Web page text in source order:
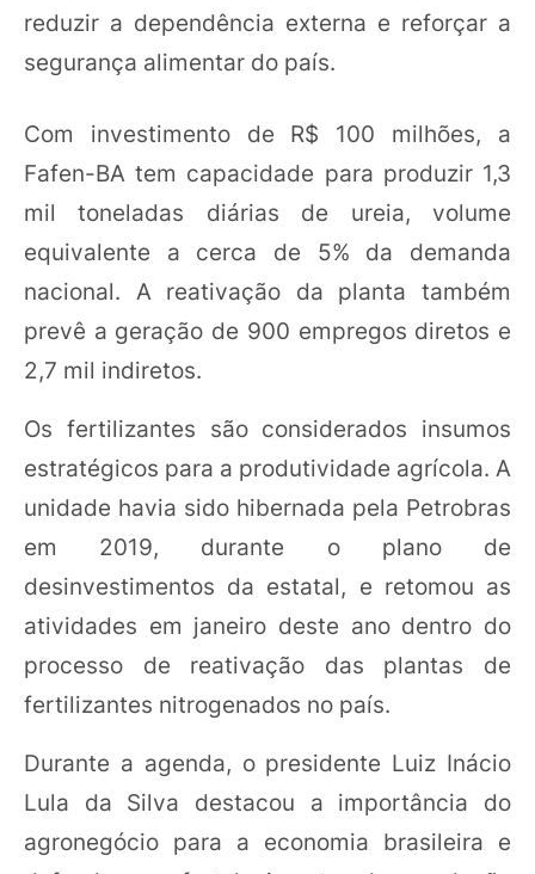
reduzir a dependência externa e reforçar a
segurança alimentar do país.
Com investimento de R$ 100 milhões, a
Fafen-BA tem capacidade para produzir 1,3
mil toneladas diárias de ureia, volume
equivalente a cerca de 5% da demanda
nacional. A reativação da planta também
prevê a geração de 900 empregos diretos e
2,7 mil indiretos.
Os fertilizantes são considerados insumos
estratégicos para a produtividade agrícola. A
unidade havia sido hibernada pela Petrobras
em 2019, durante o plano de
desinvestimentos da estatal, e retomou as
atividades em janeiro deste ano dentro do
processo de reativação das plantas de
fertilizantes nitrogenados no país.
Durante a agenda, o presidente Luiz Inácio
Lula da Silva destacou a importância do
agronegócio para a economia brasileira e